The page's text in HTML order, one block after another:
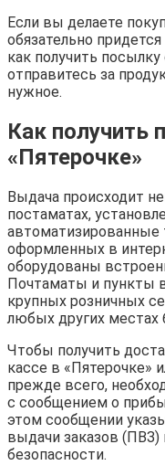
Если вы делаете
обязательно
как получить
отправитесь за
нужное.
Как получить
«Пятерочке»
Выдача происходит
постаматах,
оформленных в
оборудованы
Почтаматы и пункты
крупных розничных
любых других местах
Чтобы получить
кассе в «Пятерочке»
прежде всего,
с сообщением о
этом сообщении
выдачи заказов (ПВЗ)
безопасности.